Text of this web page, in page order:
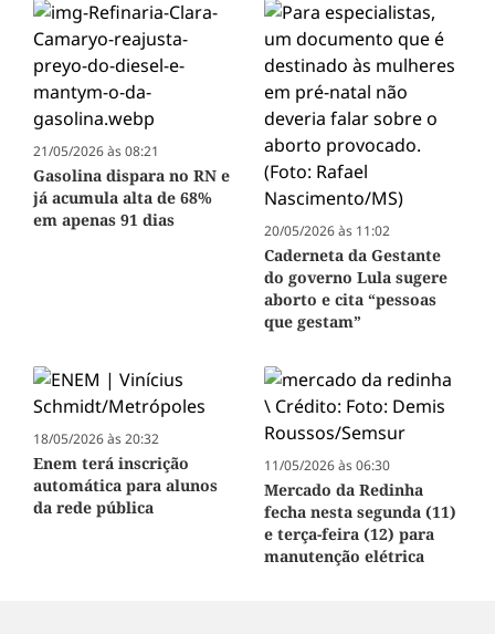
21/05/2026 às 08:21
Gasolina dispara no RN e
já acumula alta de 68%
em apenas 91 dias
20/05/2026 às 11:02
Caderneta da Gestante
do governo Lula sugere
aborto e cita “pessoas
que gestam”
18/05/2026 às 20:32
Enem terá inscrição
automática para alunos
da rede pública
11/05/2026 às 06:30
Mercado da Redinha
fecha nesta segunda (11)
e terça-feira (12) para
manutenção elétrica